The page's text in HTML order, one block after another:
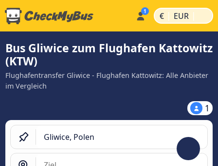
€ | EUR |
Bus Gliwice zum Flughafen Kattowitz
(KTW)
Flughafentransfer Gliwice - Flughafen Kattowitz: Alle Anbieter
im Vergleich
1